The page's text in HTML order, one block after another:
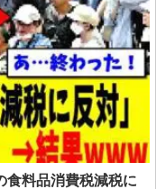
食料品消費税減税に